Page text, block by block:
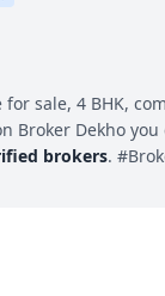
sale, 4 BHK,
Broker Dekho
brokers.